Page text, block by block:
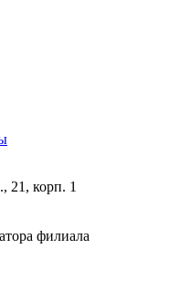
21, корп. 1
филиала